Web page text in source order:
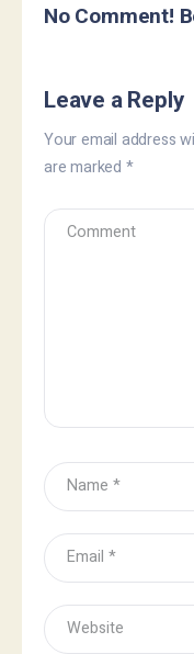
No Comment!
Leave a Reply
Your email address
are marked *